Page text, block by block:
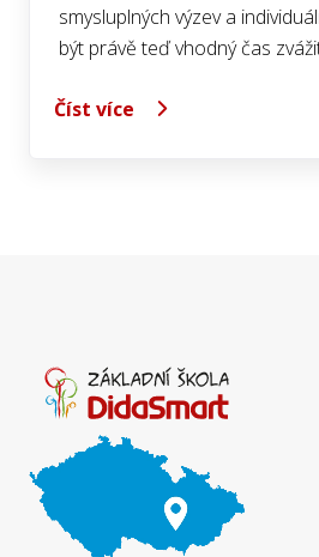
smysluplných výzev a
být právě teď vhodný čas
Číst více